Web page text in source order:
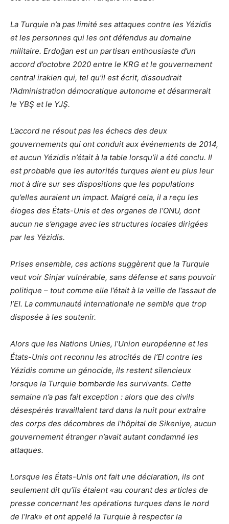
La Turquie n’a pas limité ses attaques contre les Yézidis
et les personnes qui les ont défendus au domaine
militaire. Erdoğan est un partisan enthousiaste d’un
accord d’octobre 2020 entre le KRG et le gouvernement
central irakien qui, tel qu’il est écrit, dissoudrait
l’Administration démocratique autonome et désarmerait
le YBŞ et le YJŞ.
L’accord ne résout pas les échecs des deux
gouvernements qui ont conduit aux événements de 2014,
et aucun Yézidis n’était à la table lorsqu’il a été conclu. Il
est probable que les autorités turques aient eu plus leur
mot à dire sur ses dispositions que les populations
qu’elles auraient un impact. Malgré cela, il a reçu les
éloges des États-Unis et des organes de l’ONU, dont
aucun ne s’engage avec les structures locales dirigées
par les Yézidis.
Prises ensemble, ces actions suggèrent que la Turquie
veut voir Sinjar vulnérable, sans défense et sans pouvoir
politique – tout comme elle l’était à la veille de l’assaut de
l’EI. La communauté internationale ne semble que trop
disposée à les soutenir.
Alors que les Nations Unies, l’Union européenne et les
États-Unis ont reconnu les atrocités de l’EI contre les
Yézidis comme un génocide, ils restent silencieux
lorsque la Turquie bombarde les survivants. Cette
semaine n’a pas fait exception : alors que des civils
désespérés travaillaient tard dans la nuit pour extraire
des corps des décombres de l’hôpital de Sikeniye, aucun
gouvernement étranger n’avait autant condamné les
attaques.
Lorsque les États-Unis ont fait une déclaration, ils ont
seulement dit qu’ils étaient «au courant des articles de
presse concernant les opérations turques dans le nord
de l’Irak» et ont appelé la Turquie à respecter la